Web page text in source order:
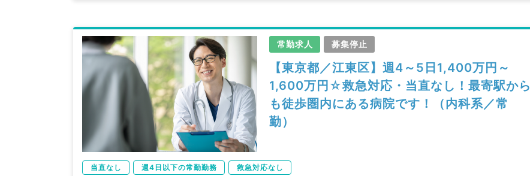
常勤求人 募集停止
【東京都／江東区】週4～5日1,400万円～
1,600万円☆救急対応・当直なし！最寄駅から
も徒歩圏内にある病院です！（内科系／常
勤）
当直なし 週4日以下の常勤勤務 救急対応なし